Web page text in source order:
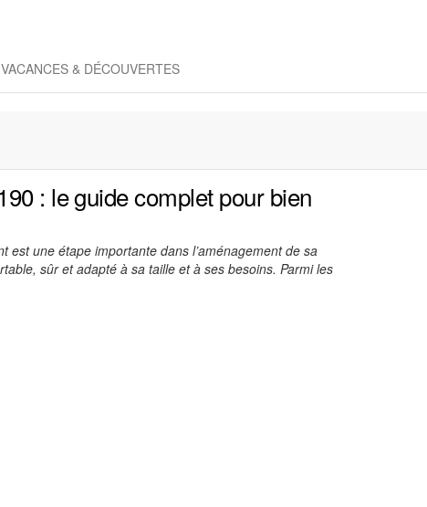
VACANCES & DÉCOUVERTES
: le guide complet pour bien
est une étape importante dans l’aménagement de sa
sûr et adapté à sa taille et à ses besoins. Parmi les